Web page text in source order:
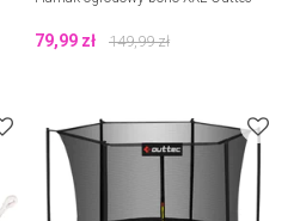
79,99 zł 149,99zł